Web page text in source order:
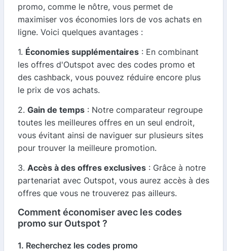
promo, comme le nôtre, vous permet de
maximiser vos économies lors de vos achats en
ligne. Voici quelques avantages :
1. Économies supplémentaires : En combinant
les offres d'Outspot avec des codes promo et
des cashback, vous pouvez réduire encore plus
le prix de vos achats.
2. Gain de temps : Notre comparateur regroupe
toutes les meilleures offres en un seul endroit,
vous évitant ainsi de naviguer sur plusieurs sites
pour trouver la meilleure promotion.
3. Accès à des offres exclusives : Grâce à notre
partenariat avec Outspot, vous aurez accès à des
offres que vous ne trouverez pas ailleurs.
Comment économiser avec les codes
promo sur Outspot ?
1. Recherchez les codes promo